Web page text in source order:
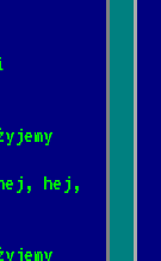
hej,